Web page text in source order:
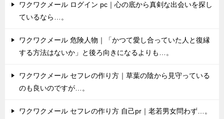
ワクワクメール ログイン pc｜心の底から真剣な出会いを探し
ているなら…。
ワクワクメール 危険人物｜「かつて愛し合っていた人と復縁
する方法はないか」と後ろ向きになるよりも…。
ワクワクメール セフレの作り方｜草葉の陰から見守っている
のも良いのですが…。
ワクワクメール セフレの作り方 自己pr｜老若男女問わず…。